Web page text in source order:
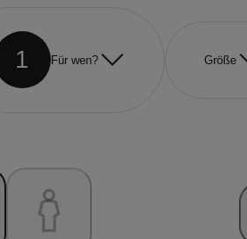
1 Für wen? Größe